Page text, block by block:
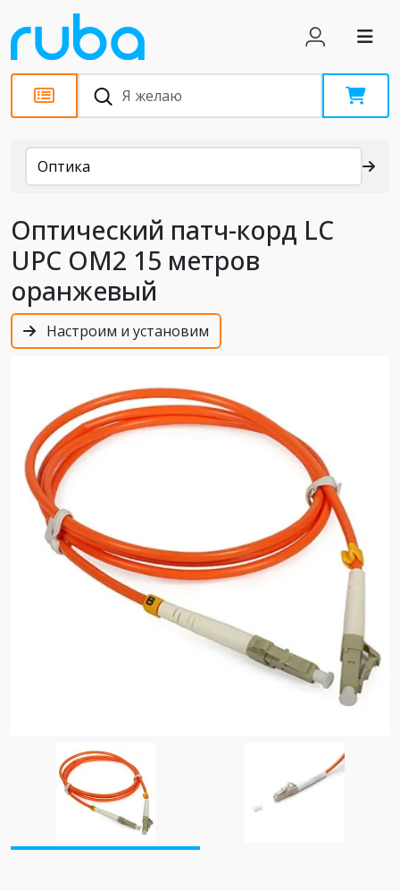
Каталог
Оптика
Оптический патч-корд LC
UPC OM2 15 метров
оранжевый
Настроим и установим